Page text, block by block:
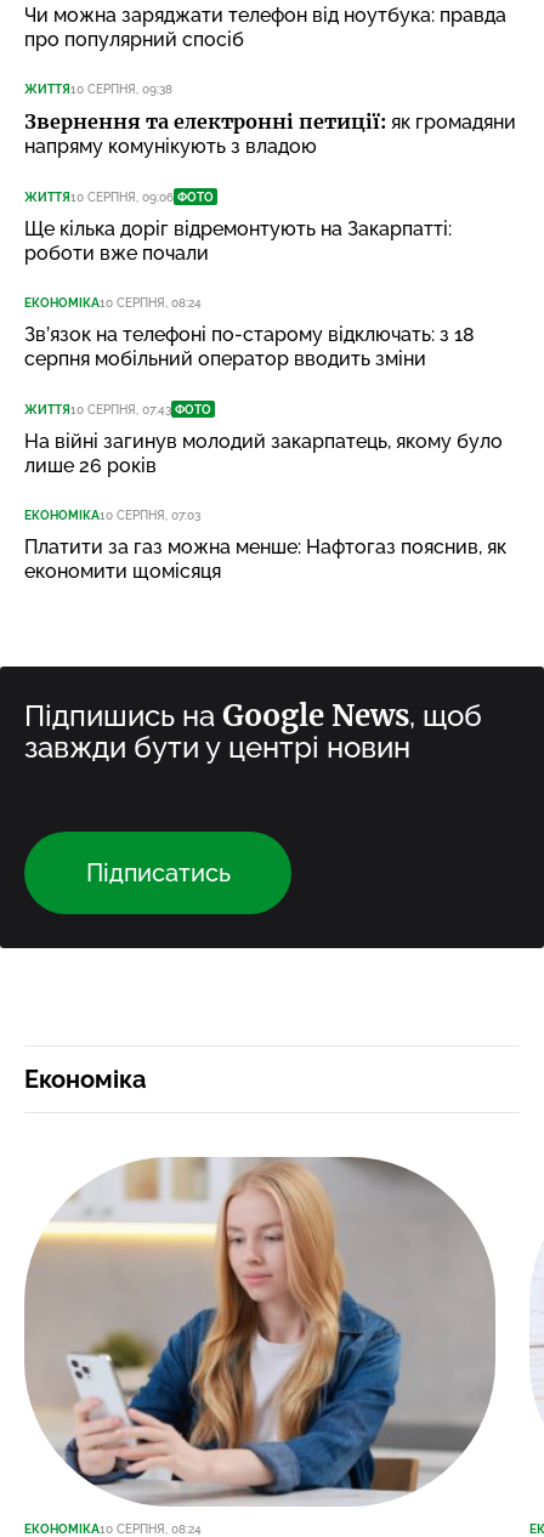
Чи можна заряджати телефон від ноутбука: правда
про популярний спосіб
ЖИТТЯ10 СЕРПНЯ, 09:38
Звернення та електронні петиції: як громадяни
напряму комунікують з владою
ЖИТТЯ10 СЕРПНЯ, 09:06 ФОТО
Ще кілька доріг відремонтують на Закарпатті:
роботи вже почали
ЕКОНОМІКА10 СЕРПНЯ, 08:24
Зв’язок на телефоні по-старому відключать: з 18
серпня мобільний оператор вводить зміни
ЖИТТЯ10 СЕРПНЯ, 07:43 ФОТО
На війні загинув молодий закарпатець, якому було
лише 26 років
ЕКОНОМІКА10 СЕРПНЯ, 07:03
Платити за газ можна менше: Нафтогаз пояснив, як
економити щомісяця
Підпишись на Google News, щоб
завжди бути у центрі новин
Підписатись
Економіка
ЕКОНОМІКА10 СЕРПНЯ, 08:24